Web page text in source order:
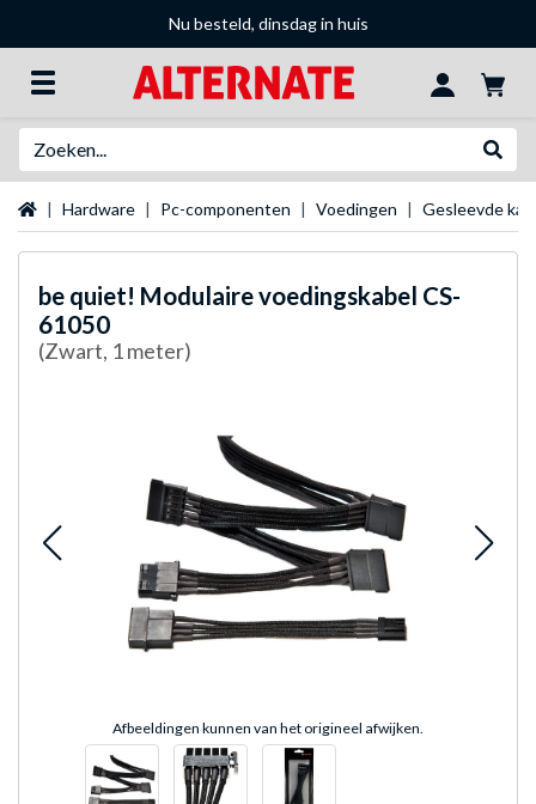
Nu besteld, dinsdag in huis
Startpagina
Hardware Pc-componenten Voedingen Gesleevde
be quiet! Modulaire voedingskabel CS-
61050
(Zwart, 1 meter)
Afbeeldingen kunnen van het origineel afwijken.